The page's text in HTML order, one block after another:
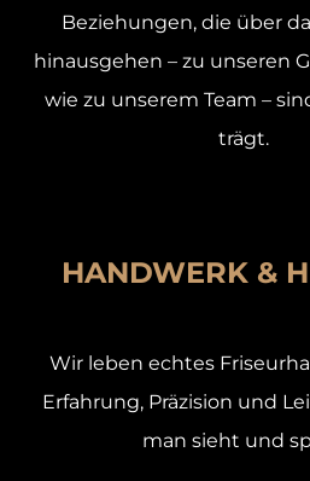
Beziehungen, die über
hinausgehen – zu unseren
wie zu unserem Team –
trägt.
HANDWERK &
Wir leben echtes
Erfahrung, Präzision und
man sieht und